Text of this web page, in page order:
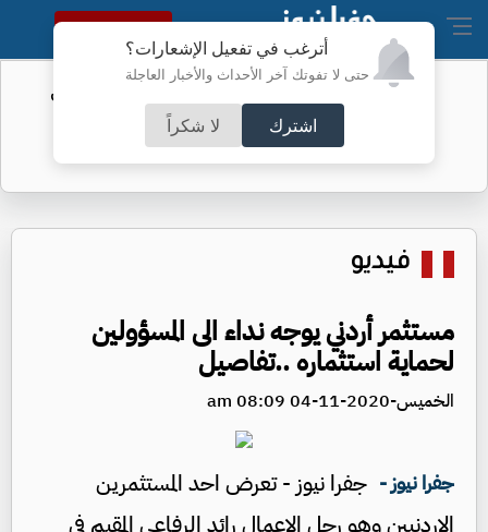
أترغب في تفعيل الإشعارات؟
حتى لا تفوتك آخر الأحداث والأخبار العاجلة
اشترك لا شكراً
النسخة الكاملة
الفيفا يحول مستحقات الأردن المالية من
كأس العرب
فيديو
مستثمر أردني يوجه نداء الى المسؤولين
لحماية استثماره ..تفاصيل
الخميس-2020-11-04 08:09 am
جفرا نيوز - جفرا نيوز - تعرض احد المستثمرين
الاردنيين وهو رجل الاعمال رائد الرفاعي المقيم في